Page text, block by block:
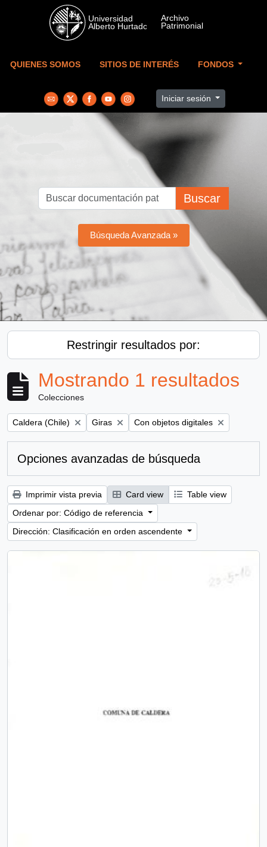
Skip to main content
QUIENES SOMOS SITIOS DE INTERÉS FONDOS
Iniciar sesión
Buscar
Búsqueda Avanzada »
Restringir resultados por:
Mostrando 1 resultados
Colecciones
Remove filter:
Caldera (Chile) Remove filter:
Giras Remove filter:
Con objetos digitales
Opciones avanzadas de búsqueda
Imprimir vista previa Card view
Table view
Ordenar por: Código de referencia
Dirección: Clasificación en orden ascendente